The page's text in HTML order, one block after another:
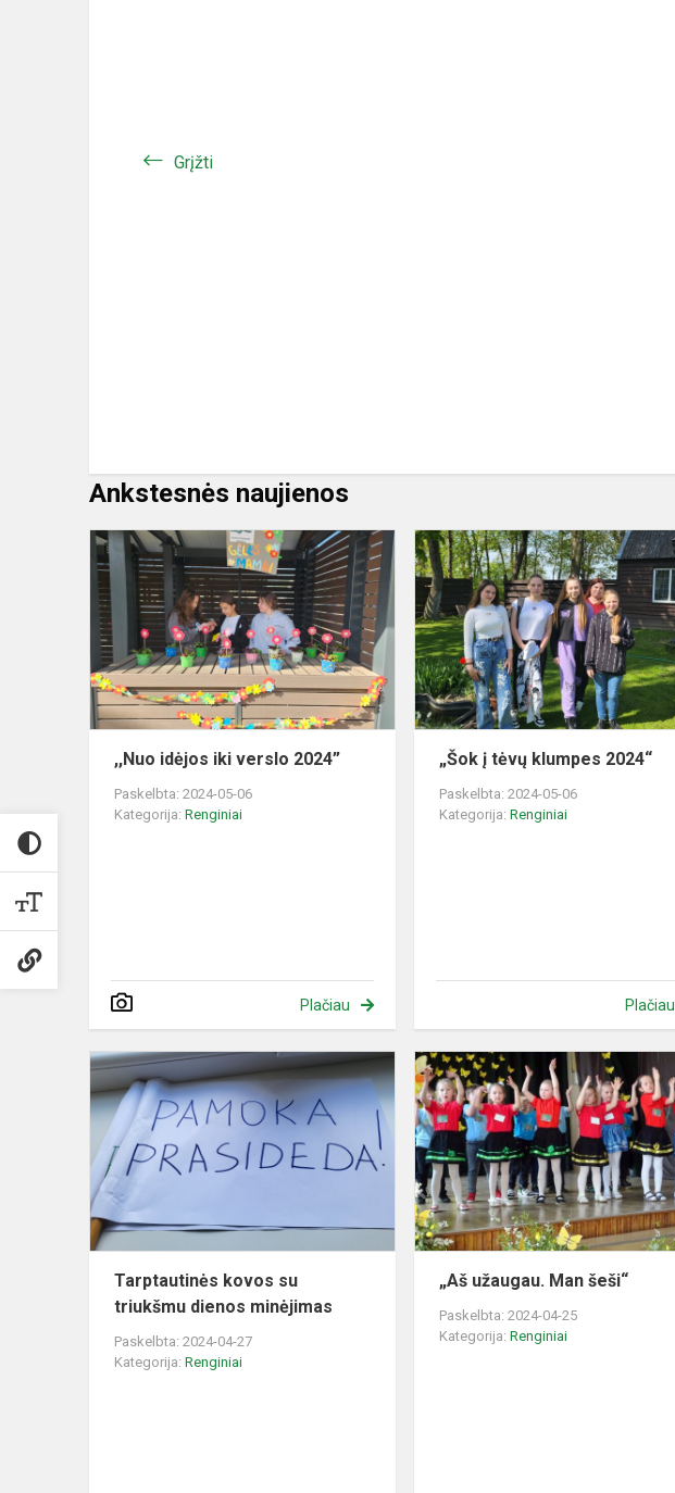
Grįžti
Ankstesnės naujienos
,,Nuo
idėjos
verslo
2024”
,,Nuo idėjos iki verslo 2024”
Paskelbta: 2024-05-06
Kategorija: Renginiai
Plačiau
„Šok į tėvų klumpes 2024“
Paskelbta: 2024-05-06
Kategorija:Renginiai
Plačiau
Tarptautinės
kovos
triukšmu
dienos
minėjimas
Tarptautinės kovos su
triukšmu dienos minėjimas
Paskelbta: 2024-04-27
Kategorija: Renginiai
„Aš užaugau. Man šeši“
Paskelbta: 2024-04-25
Kategorija:Renginiai